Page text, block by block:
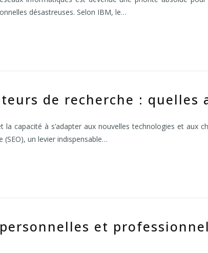
désastreuses. Selon IBM, le…
de recherche : quelles
capacité à s’adapter aux nouvelles technologies et aux
un levier indispensable…
et